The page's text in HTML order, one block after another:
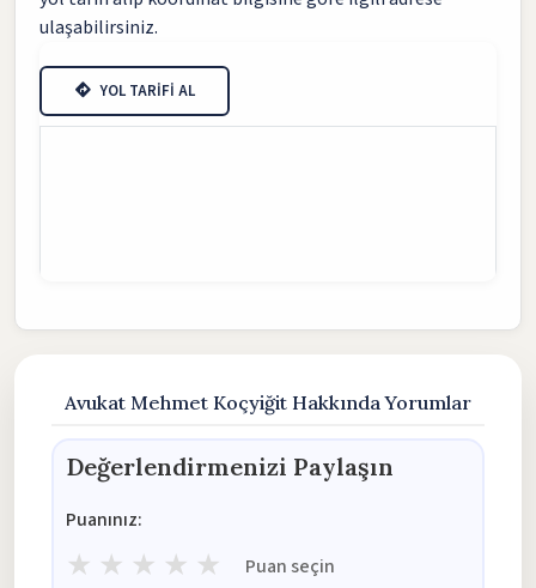
ulaşabilirsiniz.
YOL TARİFİ AL
Avukat Mehmet Koçyiğit Hakkında Yorumlar
Değerlendirmenizi Paylaşın
Puanınız:
★ ★ ★ ★ ★ Puan seçin